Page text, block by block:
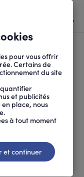
COMMENT INTÉGRER LE ...
risque
?
pour vous offrir
Certains de
du site
et publicités
place, nous
à tout moment
et continuer